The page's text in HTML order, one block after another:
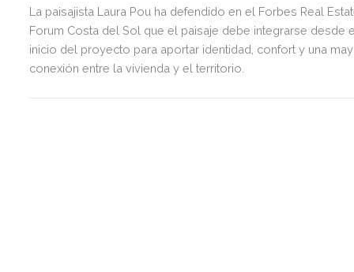
La paisajista Laura Pou ha defendido en el Forbes Real
Forum Costa del Sol que el paisaje debe integrarse desde
inicio del proyecto para aportar identidad, confort y una
conexión entre la vivienda y el territorio.